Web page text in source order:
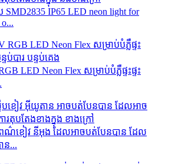
IP65 LED neon light for
LED Neon Flex សម្រាប់បំភ្លឺផ្ទះផ្ទះ
បពណ៌ខៀវ នីអុង ដែលអាចបត់បែនបាន ដែល
ន...